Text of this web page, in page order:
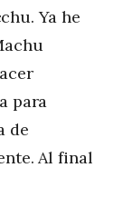
Ya he
para
de
Al final